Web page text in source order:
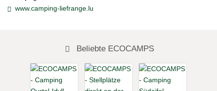
www.camping-liefrange.lu
Beliebte ECOCAMPS